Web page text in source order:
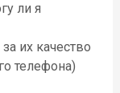
ли я
их качество
телефона)